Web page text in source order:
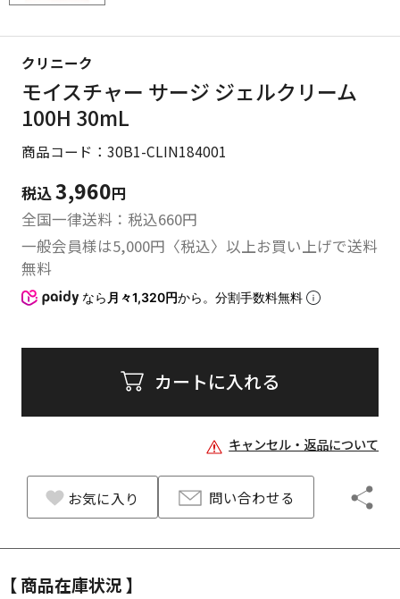
クリニーク
モイスチャー サージ ジェルクリーム
100H 30mL
商品コード：30B1-CLIN184001
税込3,960円
全国一律送料：税込660円
一般会員様は5,000円〈税込〉以上お買い上げで送料
無料
なら 月々1,320円から。分割手数料無料
カートに入れる
キャンセル・返品について
お気に入り 問い合わせる
【 商品在庫状況 】